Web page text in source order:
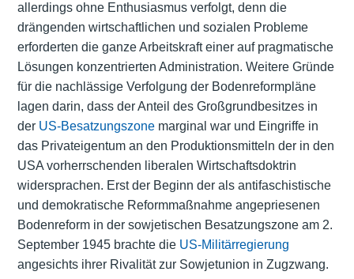
allerdings ohne Enthusiasmus verfolgt, denn die
drängenden wirtschaftlichen und sozialen Probleme
erforderten die ganze Arbeitskraft einer auf pragmatische
Lösungen konzentrierten Administration. Weitere Gründe
für die nachlässige Verfolgung der Bodenreformpläne
lagen darin, dass der Anteil des Großgrundbesitzes in
der US-Besatzungszonemarginal war und Eingriffe in
das Privateigentum an den Produktionsmitteln der in den
USA vorherrschenden liberalen Wirtschaftsdoktrin
widersprachen. Erst der Beginn der als antifaschistische
und demokratische Reformmaßnahme angepriesenen
Bodenreform in der sowjetischen Besatzungszone am 2.
September 1945 brachte die US-Militärregierung
angesichts ihrer Rivalität zur Sowjetunion in Zugzwang.